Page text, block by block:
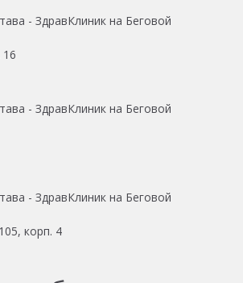
16
корп. 4